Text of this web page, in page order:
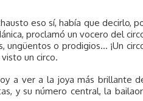
eso sí, había que decirlo,
proclamó un vocero del
ungüentos o prodigios… ¡Un
un circo.
a ver a la joya más brillante
y su número central, la